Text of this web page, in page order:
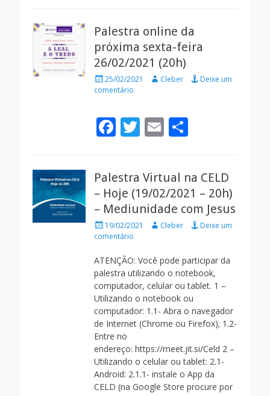
b
o
o
k
er l e
Palestra online da
próxima sexta-feira
26/02/2021 (20h)
Posted
on
25/02/2021 AutorCleber
Deixe um
comentário
F
b
o
o
k
T
er
E
l e
Palestra Virtual na CELD
– Hoje (19/02/2021 – 20h)
– Mediunidade com Jesus
Posted
on
19/02/2021 AutorCleber
Deixe um
comentário
ATENÇÃO: Você pode participar da
palestra utilizando o notebook,
computador, celular ou tablet. 1 –
Utilizando o notebook ou
computador: 1.1- Abra o navegador
de Internet (Chrome ou Firefox); 1.2-
Entre no
endereço: https://meet.jit.si/Celd 2 –
Utilizando o celular ou tablet: 2.1-
Android: 2.1.1- instale o App da
CELD (na Google Store procure por